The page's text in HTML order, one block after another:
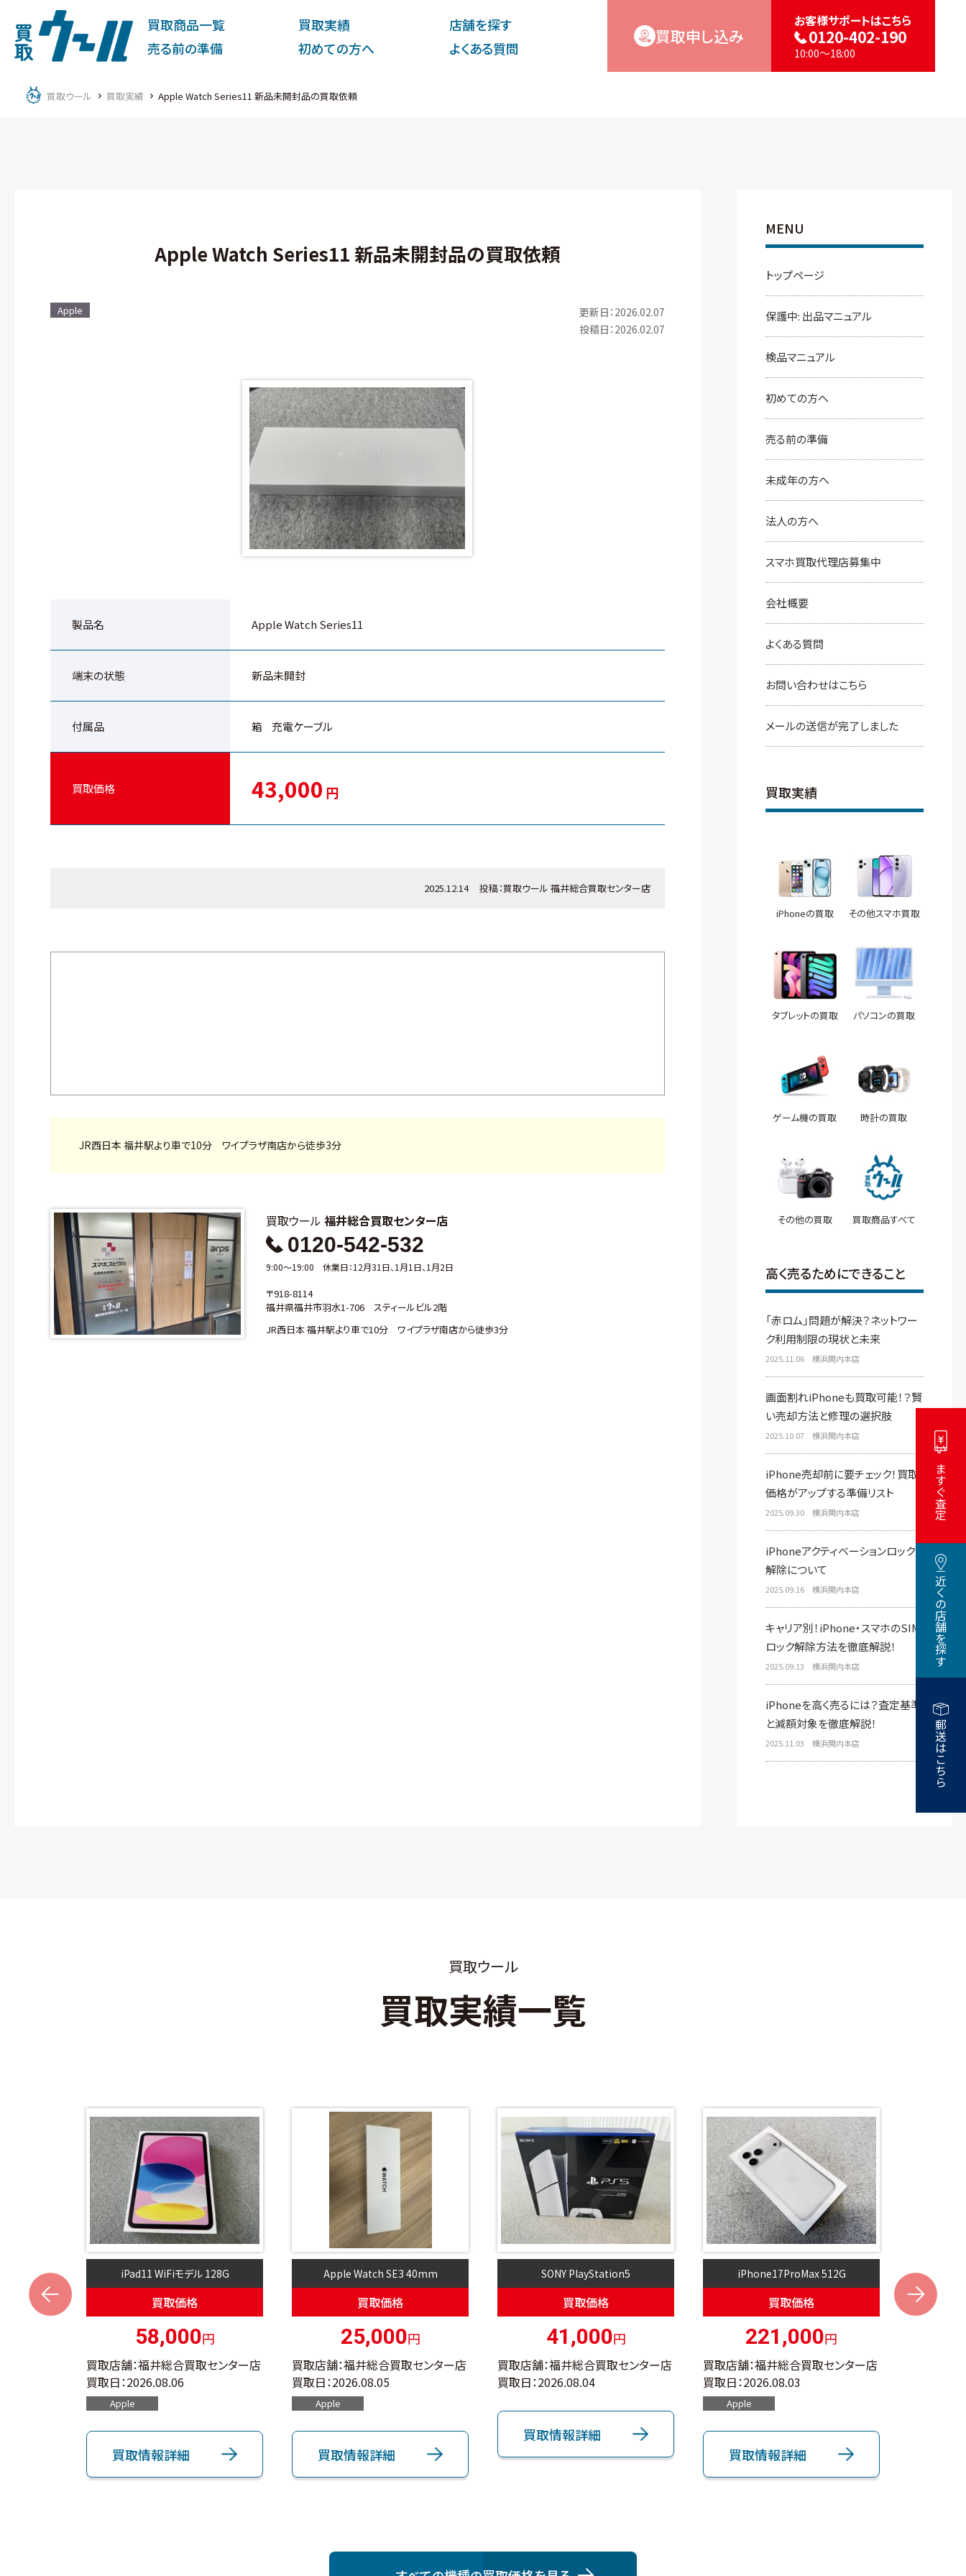
買取商品一覧 買取実績
店舗を探す
売る前の準備
初めての⽅へ よくある質問
買取申し込み
お客様サポートはこちら
0120-402-190
10:00～18:00
いますぐ査定
近くの店舗を探す
郵送はこちら
買取ウール 買取実績 Apple Watch Series11 新品未開封品の買取依頼
Apple Watch Series11 新品未開封品の買取依頼
更新日：2026.02.07
投稿日：2026.02.07
Apple
製品名 Apple Watch Series11
端末の状態 新品未開封
付属品 箱 充電ケーブル
買取価格 43,000 円
2025.12.14 投稿：買取ウール 福井総合買取センター店
JR西日本 福井駅より車で10分 ワイプラザ南店から徒歩3分
買取ウール 福井総合買取センター店
0120-542-532
9:00～19:00 休業日：12月31日、1月1日、1月2日
〒918-8114
福井県福井市羽水1-706 スティールビル2階
JR西日本 福井駅より車で10分 ワイプラザ南店から徒歩3分
MENU
トップページ
保護中: 出品マニュアル
検品マニュアル
初めての⽅へ
売る前の準備
未成年の方へ
法人の方へ
スマホ買取代理店募集中
会社概要
よくある質問
お問い合わせはこちら
メールの送信が完了しました
買取実績
iPhoneの買取 その他スマホ買取
タブレットの買取 パソコンの買取
ゲーム機の買取 時計の買取
その他の買取 買取商品すべて
高く売るためにできること
「赤ロム」問題が解決？ネットワー
ク利用制限の現状と未来
2025.11.06 横浜関内本店
画面割れiPhoneも買取可能！？賢
い売却方法と修理の選択肢
2025.10.07 横浜関内本店
iPhone売却前に要チェック！買取
価格がアップする準備リスト
2025.09.30 横浜関内本店
iPhoneアクティベーションロック
解除について
2025.09.16 横浜関内本店
キャリア別！iPhone・スマホのSIM
ロック解除方法を徹底解説！
2025.09.13 横浜関内本店
iPhoneを高く売るには？査定基準
と減額対象を徹底解説！
2025.11.03 横浜関内本店
買取ウール
買取実績一覧
iPad11 WiFiモデル 128G
買取価格
58,000円
買取店舗：福井総合買取センター店
買取日：2026.08.06
Apple
買取情報詳細
Apple Watch SE3 40mm
買取価格
25,000円
買取店舗：福井総合買取センター店
買取日：2026.08.05
Apple
買取情報詳細
SONY PlayStation5
買取価格
41,000円
買取店舗：福井総合買取センター店
買取日：2026.08.04
買取情報詳細
iPhone17ProMax 512G
買取価格
221,000円
買取店舗：福井総合買取センター店
買取日：2026.08.03
Apple
買取情報詳細